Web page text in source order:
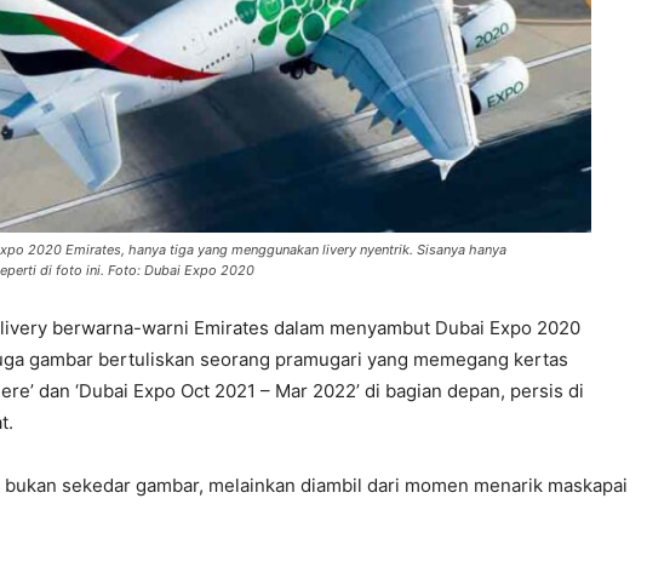
2020 Emirates, hanya tiga yang menggunakan livery nyentrik. Sisanya hanya
di foto ini. Foto: Dubai Expo 2020
berwarna-warni Emirates dalam menyambut Dubai Expo 2020
gambar bertuliskan seorang pramugari yang memegang kertas
dan ‘Dubai Expo Oct 2021 – Mar 2022’ di bagian depan, persis di
sekedar gambar, melainkan diambil dari momen menarik maskapai